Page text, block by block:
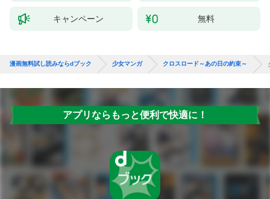
キャンペーン 無料
漫画無料試し読みならdブック 少女マンガ クロスロード～あの日の約束～
アプリならもっと便利で快適に！